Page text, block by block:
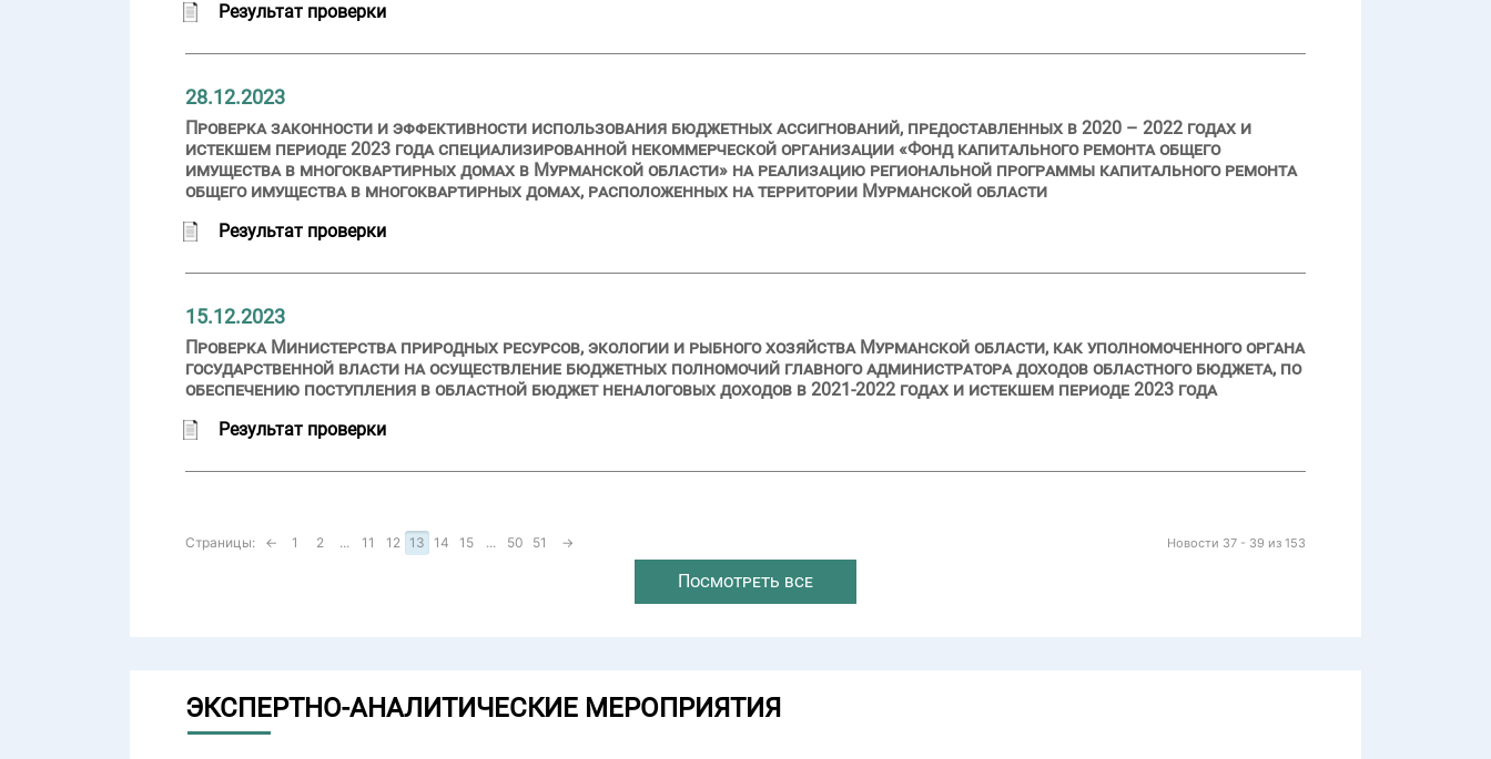
Результат проверки
28.12.2023
Проверка законности и эффективности использования бюджетных ассигнований, предоставленных в 2020 – 2022 годах и
истекшем периоде 2023 года специализированной некоммерческой организации «Фонд капитального ремонта общего
имущества в многоквартирных домах в Мурманской области» на реализацию региональной программы капитального ремонта
общего имущества в многоквартирных домах, расположенных на территории Мурманской области
Результат проверки
15.12.2023
Проверка Министерства природных ресурсов, экологии и рыбного хозяйства Мурманской области, как уполномоченного органа
государственной власти на осуществление бюджетных полномочий главного администратора доходов областного бюджета, по
обеспечению поступления в областной бюджет неналоговых доходов в 2021-2022 годах и истекшем периоде 2023 года
Результат проверки
Новости 37 - 39 из 153
Страницы: ← 1 2 ... 11 12 13 14 15 ... 50 51 →
Посмотреть все
ЭКСПЕРТНО-АНАЛИТИЧЕСКИЕ МЕРОПРИЯТИЯ